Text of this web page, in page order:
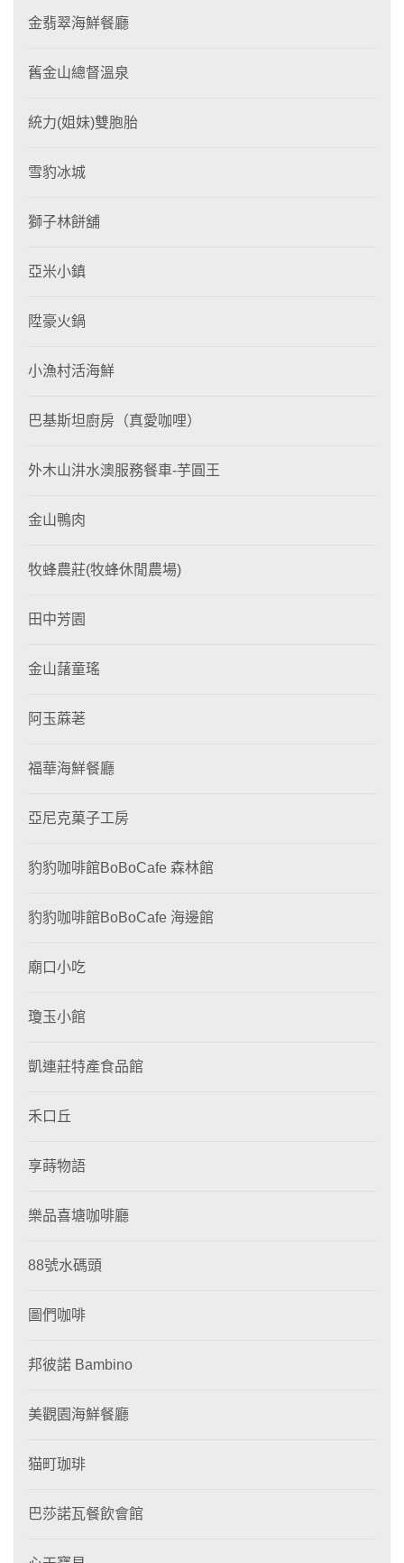
金翡翠海鮮餐廳
舊金山總督溫泉
統力(姐妹)雙胞胎
雪豹冰城
獅子林餅舖
亞米小鎮
陞豪火鍋
小漁村活海鮮
巴基斯坦廚房（真愛咖哩）
外木山汫水澳服務餐車-芋圓王
金山鴨肉
牧蜂農莊(牧蜂休閒農場)
田中芳園
金山藷童瑤
阿玉蔴荖
福華海鮮餐廳
亞尼克菓子工房
豹豹咖啡館BoBoCafe 森林館
豹豹咖啡館BoBoCafe 海邊館
廟口小吃
瓊玉小館
凱連莊特產食品館
禾口丘
享蒔物語
樂品喜塘咖啡廳
88號水碼頭
圖們咖啡
邦彼諾 Bambino
美觀園海鮮餐廳
猫町珈琲
巴莎諾瓦餐飲會館